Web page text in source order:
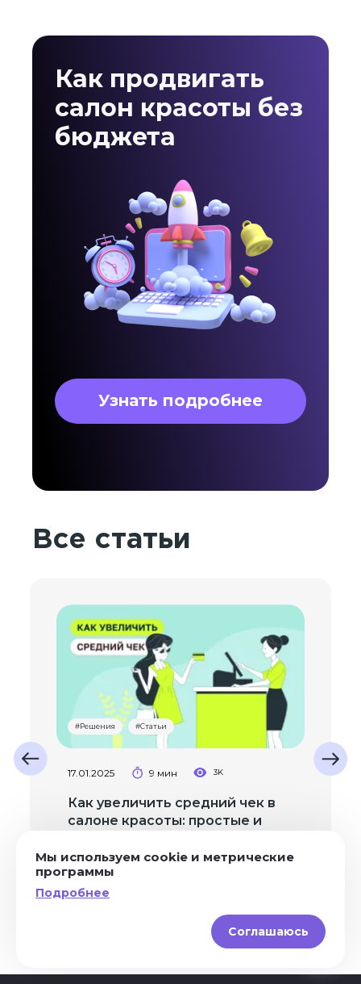
Как продвигать
салон красоты без
бюджета
Узнать подробнее
Все статьи
#Решения #Статьи
17.01.2025 9 мин 3K
Как увеличить средний чек в
салоне красоты: простые и
Next
Мы используем cookie и метрические
программы
Подробнее
Соглашаюсь